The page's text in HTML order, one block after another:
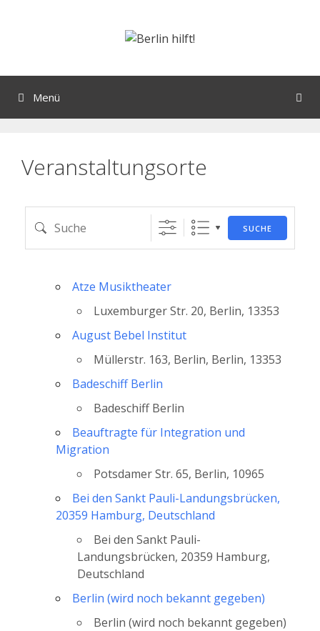
Menü
Veranstaltungsorte
SUCHE
mit vielen Veranstaltungen?
Atze Musiktheater
Luxemburger Str. 20, Berlin, 13353
August Bebel Institut
Müllerstr. 163, Berlin, Berlin, 13353
Badeschiff Berlin
Badeschiff Berlin
Beauftragte für Integration und
Migration
Potsdamer Str. 65, Berlin, 10965
Bei den Sankt Pauli-Landungsbrücken,
20359 Hamburg, Deutschland
Bei den Sankt Pauli-
Landungsbrücken, 20359 Hamburg,
Deutschland
Berlin (wird noch bekannt gegeben)
Berlin (wird noch bekannt gegeben)